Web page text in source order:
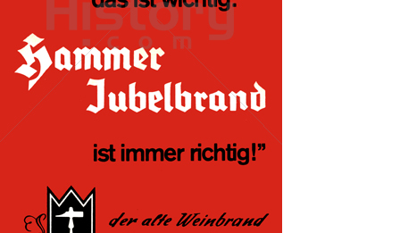
HAMMER Jubelbrand
Hammer Brennerei, Heilbronn
1963